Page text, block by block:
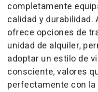
completamente
calidad y durabilidad.
ofrece opciones de
unidad de alquiler,
adoptar un estilo de
consciente, valores
perfectamente con